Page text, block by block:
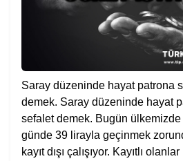
Saray düzeninde hayat patrona
demek. Saray düzeninde hayat
sefalet demek. Bugün
günde 39 lirayla geçinmek
kayıt dışı çalışıyor. Kayıtlı